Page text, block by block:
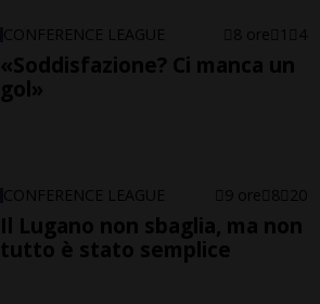
CONFERENCE LEAGUE 8 ore 1 4
«Soddisfazione? Ci manca un
gol»
CONFERENCE LEAGUE 9 ore 8 20
Il Lugano non sbaglia, ma non
tutto è stato semplice